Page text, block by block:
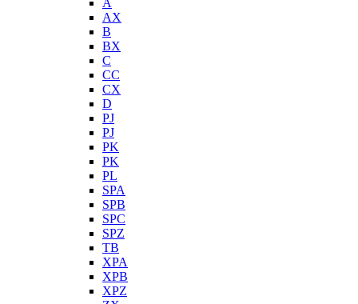
A
AX
B
BX
C
CC
CX
D
PJ
PJ
PK
PK
PL
SPA
SPB
SPC
SPZ
TB
XPA
XPB
XPZ